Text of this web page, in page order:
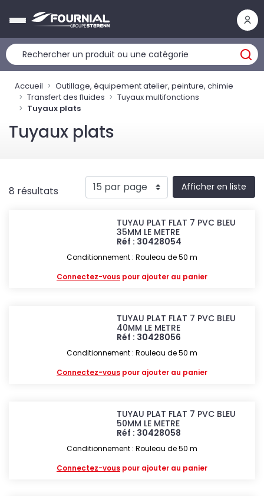
Accueil
Outillage, équipement atelier, peinture, chimie
Transfert des fluides
Tuyaux multifonctions
Tuyaux plats
Tuyaux plats
8 résultats Afficher en liste
TUYAU PLAT FLAT 7 PVC BLEU
35MM LE METRE
Réf : 30428054
Conditionnement : Rouleau de 50 m
Connectez-vous pour ajouter au panier
TUYAU PLAT FLAT 7 PVC BLEU
40MM LE METRE
Réf : 30428056
Conditionnement : Rouleau de 50 m
Connectez-vous pour ajouter au panier
TUYAU PLAT FLAT 7 PVC BLEU
50MM LE METRE
Réf : 30428058
Conditionnement : Rouleau de 50 m
Connectez-vous pour ajouter au panier